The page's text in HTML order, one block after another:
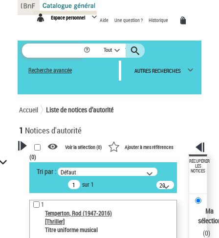
Espace personnel Aide Une question ? Historique
Tout
Recherche avancée AUTRES RECHERCHES
Accueil Liste de notices d’autorité
1 Notices d'autorité
VOTRE RECHERCHE
Recherche avancée dans les
notices d’autorité
Œuvres liées à l'auteur :
Temperton, Rod (1947-2016)
Voir la sélection (0) Ajouter à mes références
(0)
Tri par : Défaut
sur 1
20
résultats/page
1
Temperton, Rod (1947-2016)
[Thriller]
Titre uniforme musical
RÉCUPÉRER
LES
NOTICES
Ma
(0)
Panneau de gestion des cookies